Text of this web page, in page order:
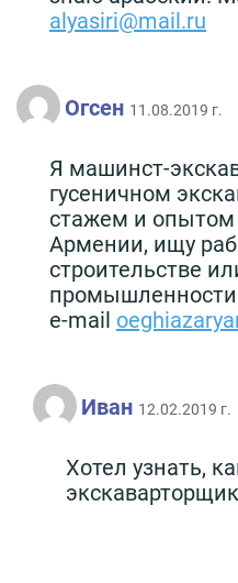
alyasiri@mail.ru
Огсен 11.08.2019 г.
Я машинст-
гусеничном
стажем и опытом
Армении, ищу
строительстве
e-mail
Иван 12.02.2019 г.
Хотел узнать,